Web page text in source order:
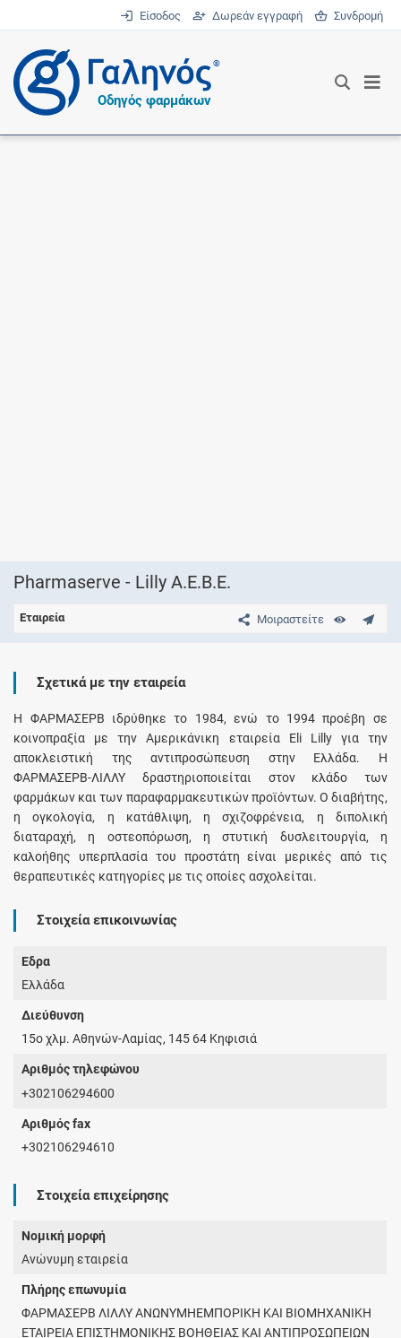
Είσοδος Δωρεάν εγγραφή Συνδρομή
®
Οδηγός φαρμάκων
Pharmaserve - Lilly Α.Ε.Β.Ε.
Μοιραστείτε
Εταιρεία
Σχετικά με την εταιρεία
Η ΦΑΡΜΑΣΕΡΒ ιδρύθηκε το 1984, ενώ το 1994 προέβη σε
κοινοπραξία με την Αμερικάνικη εταιρεία Eli Lilly για την
αποκλειστική της αντιπροσώπευση στην Ελλάδα. Η
ΦΑΡΜΑΣΕΡΒ-ΛΙΛΛΥ δραστηριοποιείται στον κλάδο των
φαρμάκων και των παραφαρμακευτικών προϊόντων. Ο διαβήτης,
η ογκολογία, η κατάθλιψη, η σχιζοφρένεια, η διπολική
διαταραχή, η οστεοπόρωση, η στυτική δυσλειτουργία, η
καλοήθης υπερπλασία του προστάτη είναι μερικές από τις
θεραπευτικές κατηγορίες με τις οποίες ασχολείται.
Στοιχεία επικοινωνίας
Έδρα
Ελλάδα
Διεύθυνση
15ο χλμ. Αθηνών-Λαμίας, 145 64 Κηφισιά
Αριθμός τηλεφώνου
+302106294600
Αριθμός fax
+302106294610
Στοιχεία επιχείρησης
Νομική μορφή
Ανώνυμη εταιρεία
Πλήρης επωνυμία
ΦΑΡΜΑΣΕΡΒ ΛΙΛΛΥ ΑΝΩΝΥΜΗΕΜΠΟΡΙΚΗ ΚΑΙ ΒΙΟΜΗΧΑΝΙΚΗ
ΕΤΑΙΡΕΙΑ ΕΠΙΣΤΗΜΟΝΙΚΗΣ ΒΟΗΘΕΙΑΣ ΚΑΙ ΑΝΤΙΠΡΟΣΩΠΕΙΩΝ